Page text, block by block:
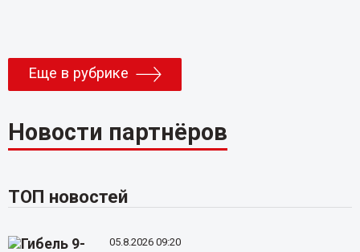
Еще в рубрике
Новости партнёров
ТОП новостей
05.8.2026 09:20